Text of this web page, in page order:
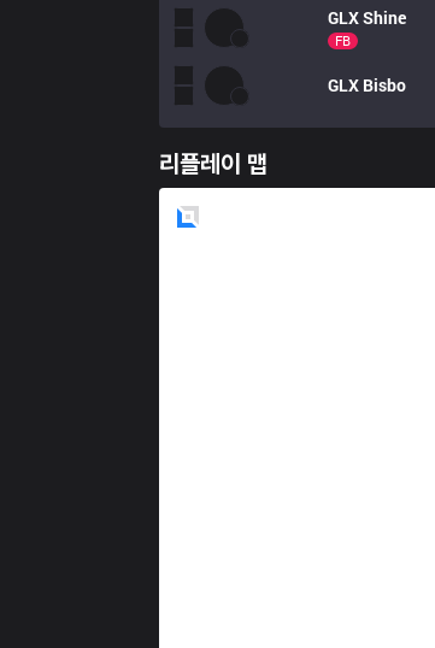
GLXShine
FB
GLX Bisbo
리플레이 맵